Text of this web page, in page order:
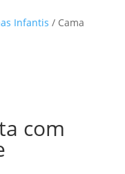
Infantis / Cama
com